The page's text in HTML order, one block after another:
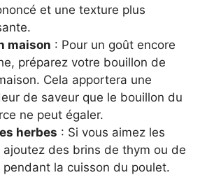
et une texture plus
maison : Pour un goût encore
préparez votre bouillon de
Cela apportera une
de saveur que le bouillon du
ne peut égaler.
herbes : Si vous aimez les
ajoutez des brins de thym ou de
pendant la cuisson du poulet.